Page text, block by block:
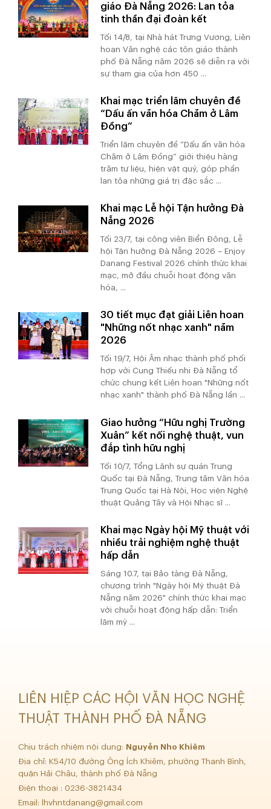
giáo Đà Nẵng 2026: Lan tỏa
tinh thần đại đoàn kết
Tối 14/8, tại Nhà hát Trưng Vương, Liên
hoan Văn nghệ các tôn giáo thành
phố Đà Nẵng năm 2026 sẽ diễn ra với
sự tham gia của hơn 450 ...
Khai mạc triển lãm chuyên đề
“Dấu ấn văn hóa Chăm ở Lâm
Đồng”
Triển lãm chuyên đề “Dấu ấn văn hóa
Chăm ở Lâm Đồng” giới thiệu hàng
trăm tư liệu, hiện vật quý, góp phần
lan tỏa những giá trị đặc sắc ...
Khai mạc Lễ hội Tận hưởng Đà
Nẵng 2026
Tối 23/7, tại công viên Biển Đông, Lễ
hội Tận hưởng Đà Nẵng 2026 – Enjoy
Danang Festival 2026 chính thức khai
mạc, mở đầu chuỗi hoạt động văn
hóa, ...
30 tiết mục đạt giải Liên hoan
"Những nốt nhạc xanh" năm
2026
Tối 19/7, Hội Âm nhạc thành phố phối
hợp với Cung Thiếu nhi Đà Nẵng tổ
chức chung kết Liên hoan "Những nốt
nhạc xanh" thành phố Đà Nẵng lần ...
Giao hưởng “Hữu nghị Trường
Xuân” kết nối nghệ thuật, vun
đắp tình hữu nghị
Tối 10/7, Tổng Lãnh sự quán Trung
Quốc tại Đà Nẵng, Trung tâm Văn hóa
Trung Quốc tại Hà Nội, Học viện Nghệ
thuật Quảng Tây và Hội Nhạc sĩ ...
Khai mạc Ngày hội Mỹ thuật với
nhiều trải nghiệm nghệ thuật
hấp dẫn
Sáng 10.7, tại Bảo tàng Đà Nẵng,
chương trình "Ngày hội Mỹ thuật Đà
Nẵng năm 2026" chính thức khai mạc
với chuỗi hoạt động hấp dẫn: Triển
lãm mỹ ...
LIÊN HIỆP CÁC HỘI VĂN HỌC NGHỆ
THUẬT THÀNH PHỐ ĐÀ NẴNG
Chịu trách nhiệm nội dung: Nguyễn Nho Khiêm
Địa chỉ: K54/10 đường Ông Ích Khiêm, phường Thanh Bình,
quận Hải Châu, thành phố Đà Nẵng
Điện thoại : 0236-3821434
Email:
lhvhntdanang@gmail.com